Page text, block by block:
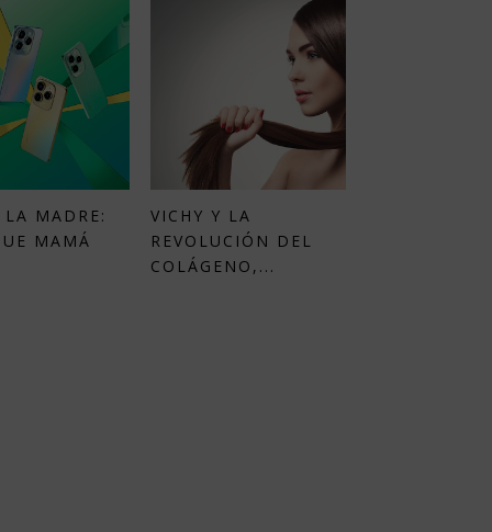
MADRE:
MAMÁ
VICHY Y LA
REVOLUCIÓN DEL
COLÁGENO,...